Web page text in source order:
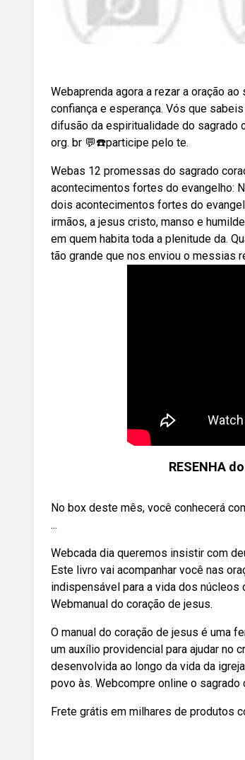
Webaprenda agora a rezar a oração
confiança e esperança. Vós que
difusão da espiritualidade do sagrado
org. br 💬☎️participe pelo te.
Webas 12 promessas do sagrado
acontecimentos fortes do evangelho:
dois acontecimentos fortes do
irmãos, a jesus cristo, manso e
em quem habita toda a plenitude da.
tão grande que nos enviou o messias
RESENHA
No box deste mês, você conhecerá
...
Webcada dia queremos insistir com
Este livro vai acompanhar você nas
indispensável para a vida dos núcleos
Webmanual do coração de jesus.
O manual do coração de jesus é uma
um auxílio providencial para ajudar no
desenvolvida ao longo da vida da
povo às. Webcompre online o
Frete grátis em milhares de produtos